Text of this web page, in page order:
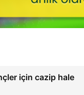
için cazip hale